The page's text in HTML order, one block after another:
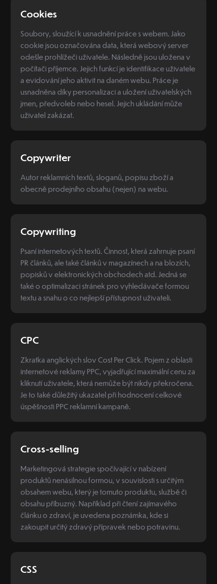
Cookies
Soubory, sloužící k usnadnění práce s webem. Jako
cookie jsou označována data, která webový server
odešle prohlížeči uživatele. Následně jsou uložena v
počítači příjemce. Jejich funkcí je identifikace uživatele
a evidování jeho aktivit na daném webu. Práce je
usnadněna díky personalizaci a uložení uživatelských
jmen, předvoleb nebo hesel. Jejich ukládání může
uživatel zakázat.
Copywriter
Autor reklamních textů, sloganů, popisu zboží a
obecně prodejního obsahu (nejen) na webu.
Copywriting
Psaní internetových textů. Činnost, která zahrnuje psaní
PR článků, ale také článků v magazínech a na blozích,
popisků v elektronických obchodech atd. Jedná se
také o optimalizaci stránek pro vyhledávače formou
textu a snahu o co nejlepší přístupnost uživateli.
CPC
Zkratka anglických slov Cost Per Click. Pojem z oblasti
internetové reklamy PPC, vyjadřující maximální cenu za
kliknutí uživatele, která nemůže být nikdy překročena.
Je to také důležitý ukazatel při hodnocení celkové
úspěšnosti PPC reklamní kampaně.
Cross-selling
Marketingová strategie spočívající v nabízení
produktů nenásilnou formou, v souvislosti s určitým
obsahem webu, který je tomuto produktu, službě či
obsahu příbuzný. Například při čtení zajímavého
článku o zdraví, je uvedena poznámka, kde si
zakoupit určitý zdravý přípravek nebo potravinu.
CSS